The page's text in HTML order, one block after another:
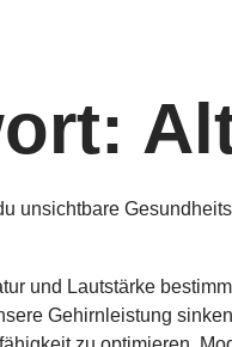
unsichtbare
und Lautstärke
Gehirnleistung